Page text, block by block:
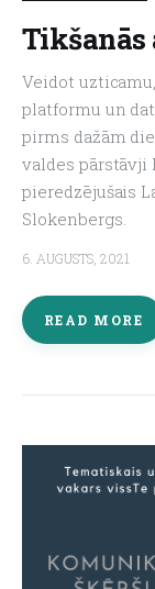
Tikšanās
Veidot
platformu un
pirms dažām
valdes pārstāvji
pieredzējušais
Slokenbergs.
6. AUGUSTS, 2021
READ MORE